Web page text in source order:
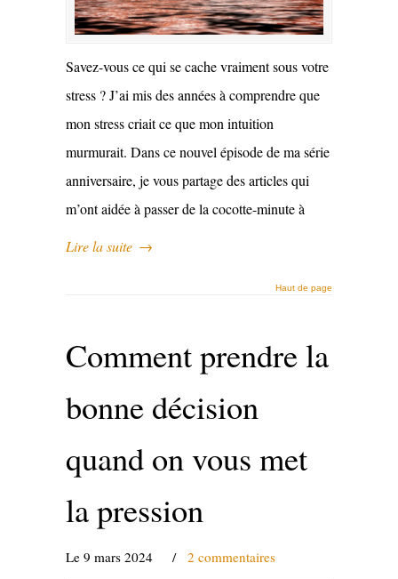
Savez-vous ce qui se cache vraiment sous votre
stress ? J’ai mis des années à comprendre que
mon stress criait ce que mon intuition
murmurait. Dans ce nouvel épisode de ma série
anniversaire, je vous partage des articles qui
m’ont aidée à passer de la cocotte-minute à
Lire la suite →
Haut de page
Comment prendre la
bonne décision
quand on vous met
la pression
Le 9 mars 2024 / 2 commentaires